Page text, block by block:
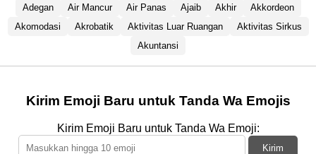
Adegan
Air Mancur Air Panas Ajaib Akhir
Akkordeon
Akomodasi
Akrobatik Aktivitas Luar Ruangan
Aktivitas Sirkus
Akuntansi
Kirim Emoji Baru untuk Tanda Wa Emojis
Kirim Emoji Baru untuk Tanda Wa Emoji:
Kirim